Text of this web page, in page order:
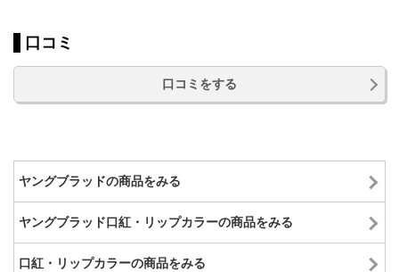
口コミ
口コミをする
ヤングブラッドの商品をみる
ヤングブラッド口紅・リップカラーの商品をみる
口紅・リップカラーの商品をみる